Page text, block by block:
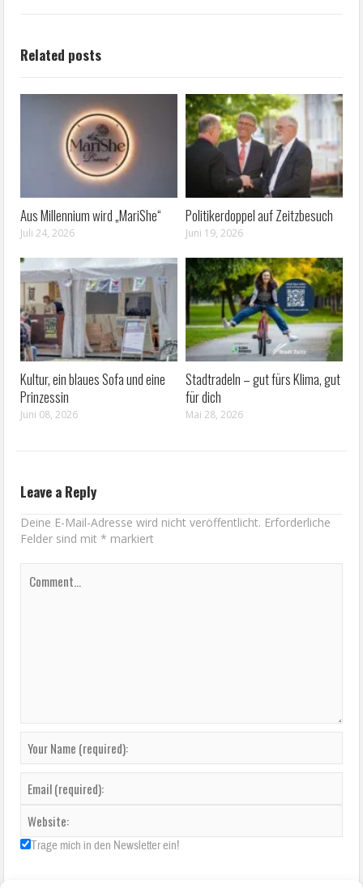
Related posts
Aus Millennium wird „MariShe“
Juli 24, 2026
Politikerdoppel auf Zeitzbesuch
Juni 19, 2026
Kultur, ein blaues Sofa und eine
Prinzessin
Juni 08, 2026
Stadtradeln – gut fürs Klima, gut
für dich
Mai 28, 2026
Leave a Reply
Deine E-Mail-Adresse wird nicht veröffentlicht. Erforderliche
Felder sind mit* markiert
Trage mich in den Newsletter ein!